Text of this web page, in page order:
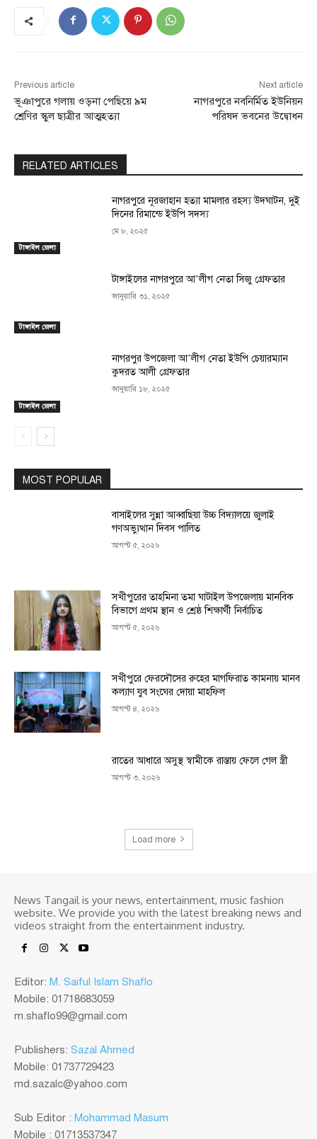
Previous article
ভূঞাপুরে গলায় ওড়না পেছিয়ে ৯ম
শ্রেণির স্কুল ছাত্রীর আত্মহত্যা
Next article
নাগরপুরে নবনির্মিত ইউনিয়ন
পরিষদ ভবনের উদ্বোধন
RELATED ARTICLES
টাঙ্গাইল জেলা
নাগরপুরে নূরজাহান হত্যা মামলার রহস্য উদঘাটন, দুই
দিনের রিমান্ডে ইউপি সদস্য
মে ৮, ২০২৫
টাঙ্গাইল জেলা
টাঙ্গাইলের নাগরপুরে আ’লীগ নেতা সিজু গ্রেফতার
জানুয়ারি ৩১, ২০২৫
টাঙ্গাইল জেলা
নাগরপুর উপজেলা আ’লীগ নেতা ইউপি চেয়ারম্যান
কুদরত আলী গ্রেফতার
জানুয়ারি ১৮, ২০২৫
MOST POPULAR
বাসাইলের সুন্না আব্বাছিয়া উচ্চ বিদ্যালয়ে জুলাই
গণঅভ্যুত্থান দিবস পালিত
আগস্ট ৫, ২০২৬
সখীপুরের তাহমিনা তমা ঘাটাইল উপজেলায় মানবিক
বিভাগে প্রথম স্থান ও শ্রেষ্ঠ শিক্ষার্থী নির্বাচিত
আগস্ট ৫, ২০২৬
সখীপুরে ফেরদৌসের রুহের মাগফিরাত কামনায় মানব
কল্যাণ যুব সংঘের দোয়া মাহফিল
আগস্ট ৪, ২০২৬
রাতের আধারে অসুস্থ স্বামীকে রাস্তায় ফেলে গেল স্ত্রী
আগস্ট ৩, ২০২৬
Load more
News Tangail is your news, entertainment, music fashion
website. We provide you with the latest breaking news and
videos straight from the entertainment industry.
Editor: M. Saiful Islam Shaflo
Mobile: 01718683059
m.shaflo99@gmail.com
Publishers: Sazal Ahmed
Mobile: 01737729423
md.sazalc@yahoo.com
Sub Editor : Mohammad Masum
Mobile : 01713537347